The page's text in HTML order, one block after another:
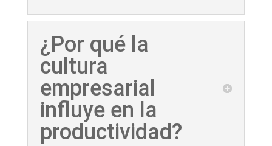
¿Por qué la
cultura
empresarial
influye en la
productividad?